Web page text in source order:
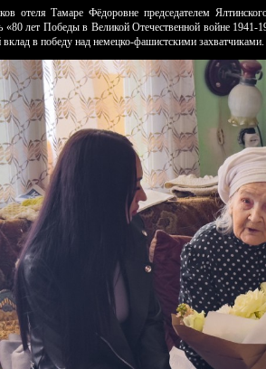
отеля Тамаре Фёдоровне председателем
«80 лет Победы в Великой Отечественной войне 1941-
в победу над немецко-фашистскими захватчиками.